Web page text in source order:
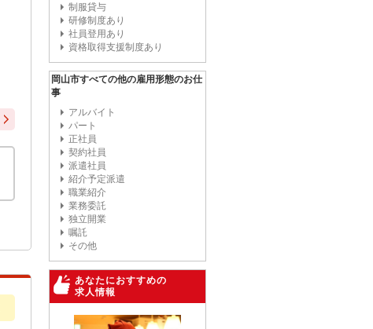
制服貸与
研修制度あり
社員登用あり
資格取得支援制度あり
岡山市すべての他の雇用形態のお仕
事
アルバイト
パート
正社員
契約社員
派遣社員
紹介予定派遣
職業紹介
業務委託
独立開業
嘱託
その他
あなたにおすすめの
求人情報